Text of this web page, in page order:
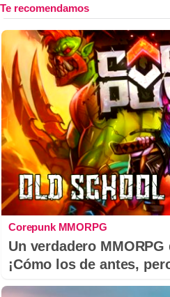
Corepunk MMORPG
Un verdadero
¡Cómo los de antes,